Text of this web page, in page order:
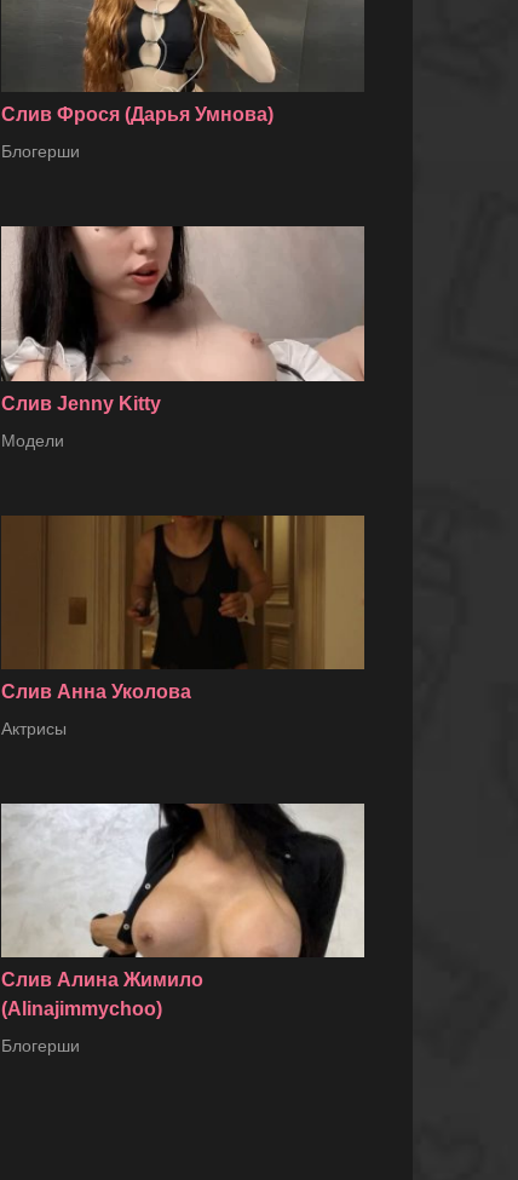
Слив Фрося (Дарья Умнова)
Блогерши
Слив Jenny Kitty
Модели
Слив Анна Уколова
Актрисы
Слив Алина Жимило
(Alinajimmychoo)
Блогерши